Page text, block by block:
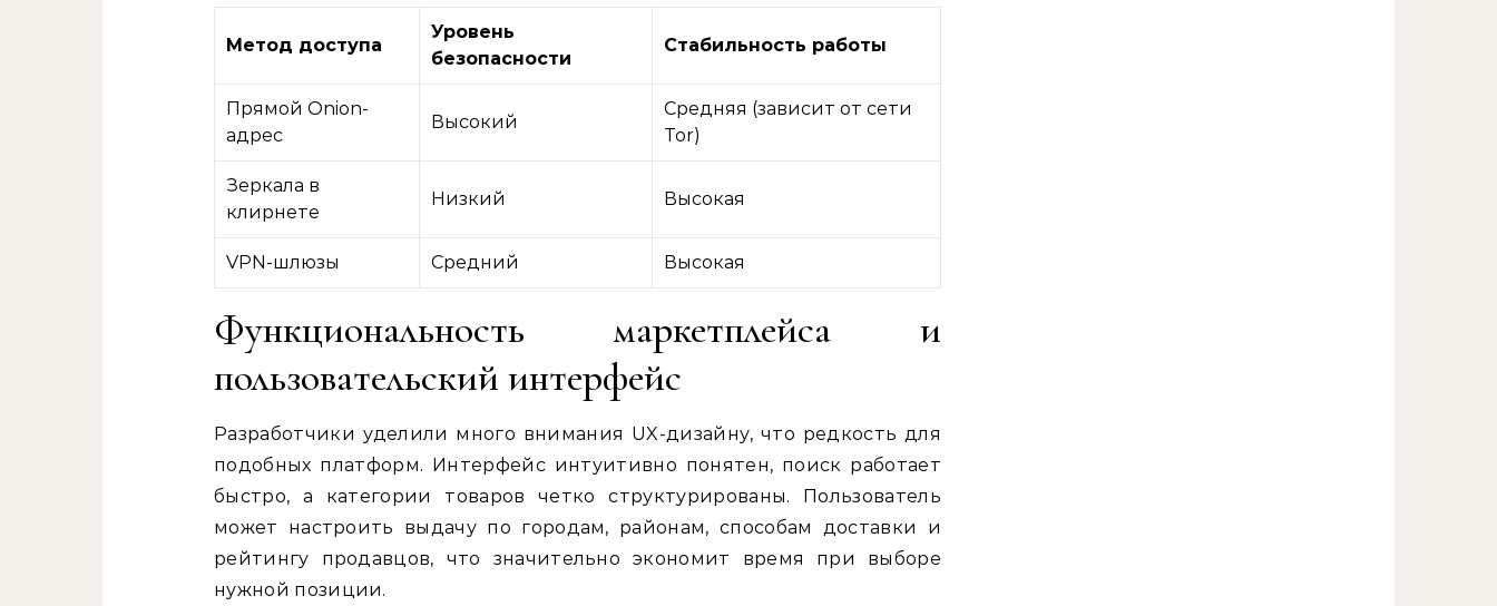
Метод доступа
Уровень
безопасности
Стабильность работы
Прямой Onion-
адрес
Высокий
Средняя (зависит от сети
Tor)
Зеркала в
клирнете
Низкий Высокая
VPN-шлюзы Средний Высокая
Функциональность маркетплейса и
пользовательский интерфейс
Разработчики уделили много внимания UX-дизайну, что редкость для
подобных платформ. Интерфейс интуитивно понятен, поиск работает
быстро, а категории товаров четко структурированы. Пользователь
может настроить выдачу по городам, районам, способам доставки и
рейтингу продавцов, что значительно экономит время при выборе
нужной позиции.